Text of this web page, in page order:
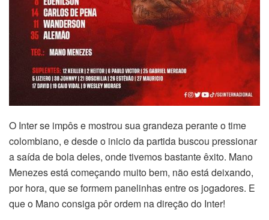
O Inter se impôs e mostrou sua grandeza perante o time
colombiano, e desde o inicio da partida buscou pressionar
a saída de bola deles, onde tivemos bastante êxito. Mano
Menezes está começando muito bem, não está deixando,
por hora, que se formem panelinhas entre os jogadores. E
que o Mano consiga pôr ordem na direção do Inter!